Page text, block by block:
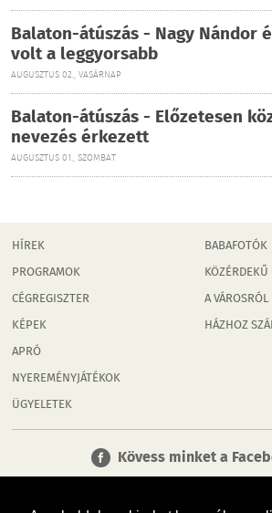
Balaton-átúszás - Nagy Nándor
volt a leggyorsabb
AUGUSZTUS 02., VASÁRNAP
Balaton-átúszás - Előzetesen
nevezés érkezett
AUGUSZTUS 01., SZOMBAT
HÍREK
PROGRAMOK
CÉGREGISZTER
KÉPEK
APRÓ
NYEREMÉNYJÁTÉKOK
ÜGYELETEK
BABAFOTÓK
KÖZÉRDEKŰ
A VÁROSRÓL
HÁZHOZ
Kövess minket a